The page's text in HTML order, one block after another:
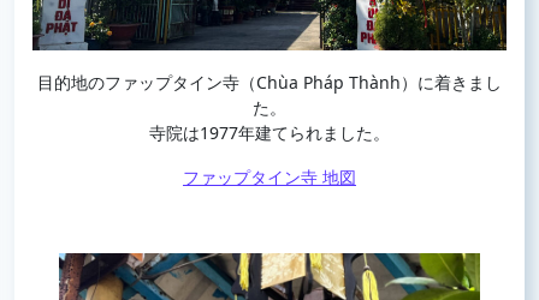
目的地のファップタイン寺（Chùa Pháp Thành）に着きまし
た。
寺院は1977年建てられました。
ファップタイン寺 地図